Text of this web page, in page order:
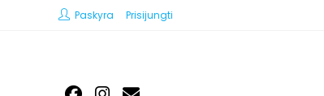
Paskyra Prisijungti